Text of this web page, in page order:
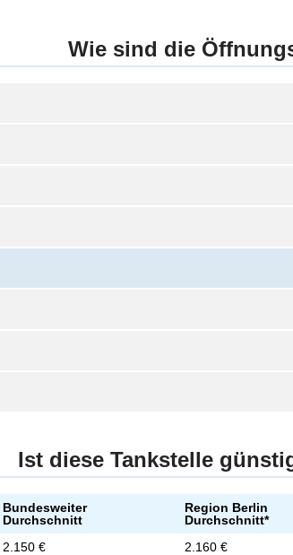
Wie sind die
Ist diese Tankstelle
Bundesweiter
Durchschnitt
Region Berlin
Durchschnitt*
2.150 € 2.160 €